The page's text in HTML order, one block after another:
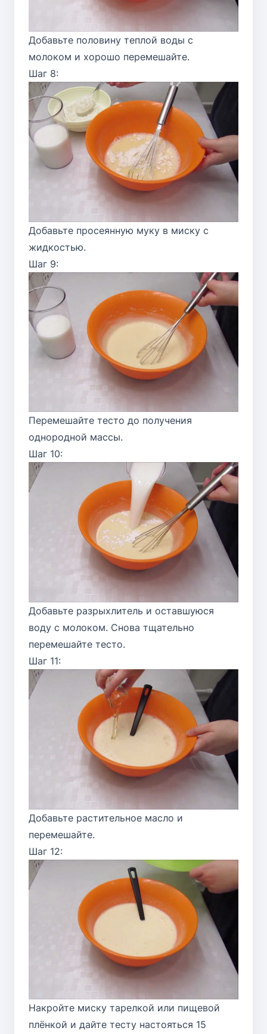
Добавьте половину теплой воды с
молоком и хорошо перемешайте.
Шаг 8:
Добавьте просеянную муку в миску с
жидкостью.
Шаг 9:
Перемешайте тесто до получения
однородной массы.
Шаг 10:
Добавьте разрыхлитель и оставшуюся
воду с молоком. Снова тщательно
перемешайте тесто.
Шаг 11:
Добавьте растительное масло и
перемешайте.
Шаг 12:
Накройте миску тарелкой или пищевой
плёнкой и дайте тесту настояться 15